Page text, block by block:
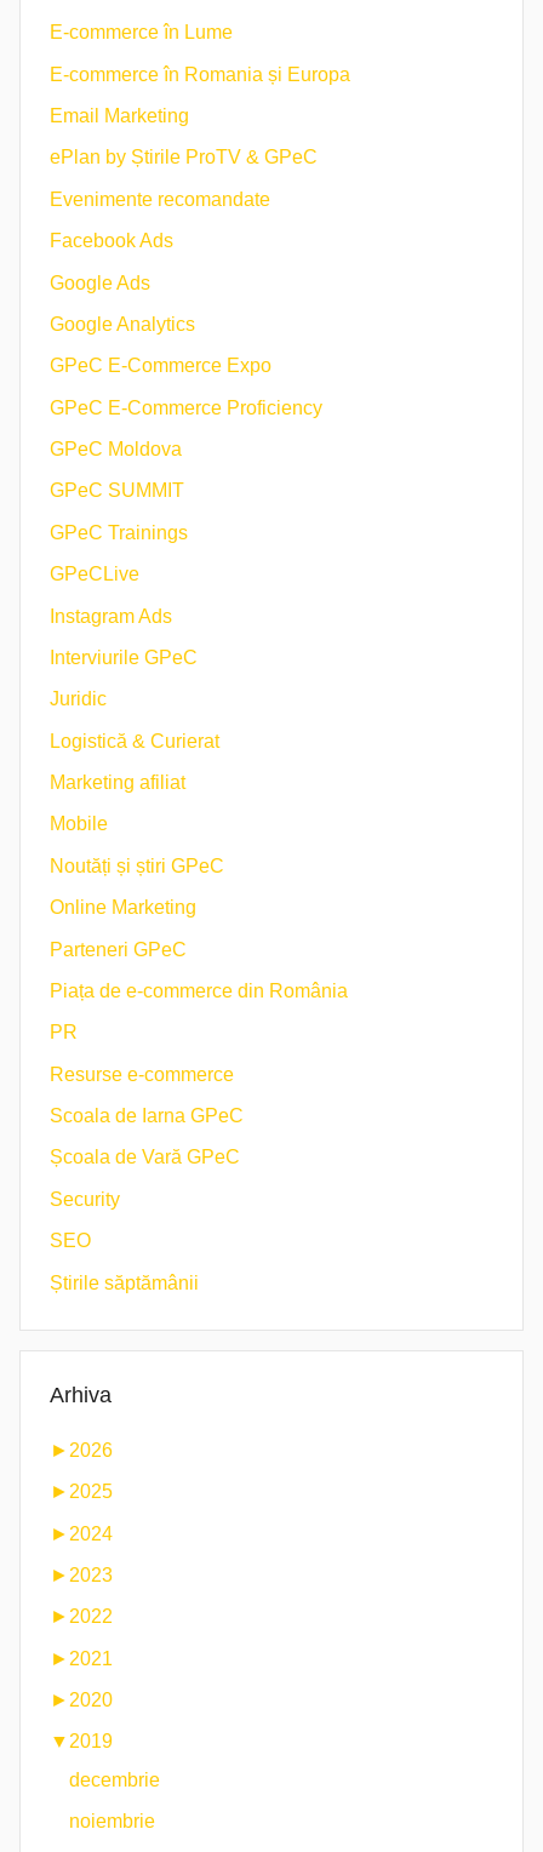
E-commerce în Lume
E-commerce în Romania și Europa
Email Marketing
ePlan by Știrile ProTV & GPeC
Evenimente recomandate
Facebook Ads
Google Ads
Google Analytics
GPeC E-Commerce Expo
GPeC E-Commerce Proficiency
GPeC Moldova
GPeC SUMMIT
GPeC Trainings
GPeCLive
Instagram Ads
Interviurile GPeC
Juridic
Logistică & Curierat
Marketing afiliat
Mobile
Noutăți și știri GPeC
Online Marketing
Parteneri GPeC
Piața de e-commerce din România
PR
Resurse e-commerce
Scoala de Iarna GPeC
Școala de Vară GPeC
Security
SEO
Știrile săptămânii
Arhiva
► 2026
► 2025
► 2024
► 2023
► 2022
► 2021
► 2020
▼2019
decembrie
noiembrie